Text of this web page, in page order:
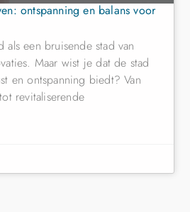
ontspanning en balans voor
als een bruisende stad van
Maar wist je dat de stad
en ontspanning biedt? Van
revitaliserende